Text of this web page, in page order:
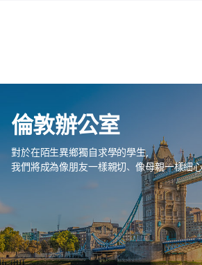
倫敦辦公室
對於在陌生異鄉獨自求學的學生，
我們將成為像朋友一樣親切、像母親一樣細